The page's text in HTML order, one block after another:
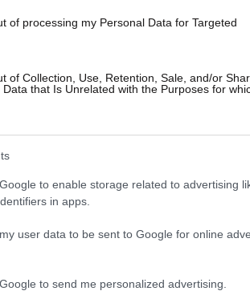
of processing my Personal Data for Targeted
of Collection, Use, Retention, Sale, and/or
that Is Unrelated with the Purposes for
to enable storage related to advertising
in apps.
user data to be sent to Google for online
to send me personalized advertising.